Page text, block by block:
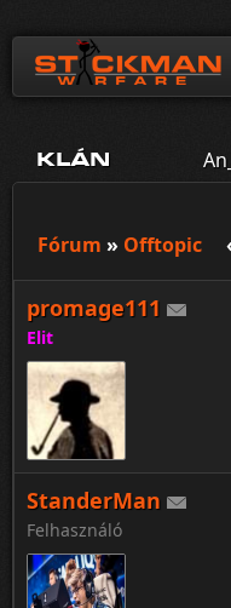
KLÁN
Fórum » Offtopic
promage111
Elit
StanderMan
Felhasználó